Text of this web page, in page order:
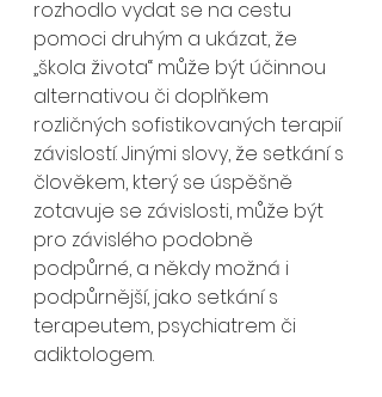
rozhodlo vydat se na cestu
pomoci druhým a ukázat, že
„škola života“ může být účinnou
alternativou či doplňkem
rozličných sofistikovaných terapií
závislostí. Jinými slovy, že setkání s
člověkem, který se úspěšně
zotavuje se závislosti, může být
pro závislého podobně
podpůrné, a někdy možná i
podpůrnější, jako setkání s
terapeutem, psychiatrem či
adiktologem.